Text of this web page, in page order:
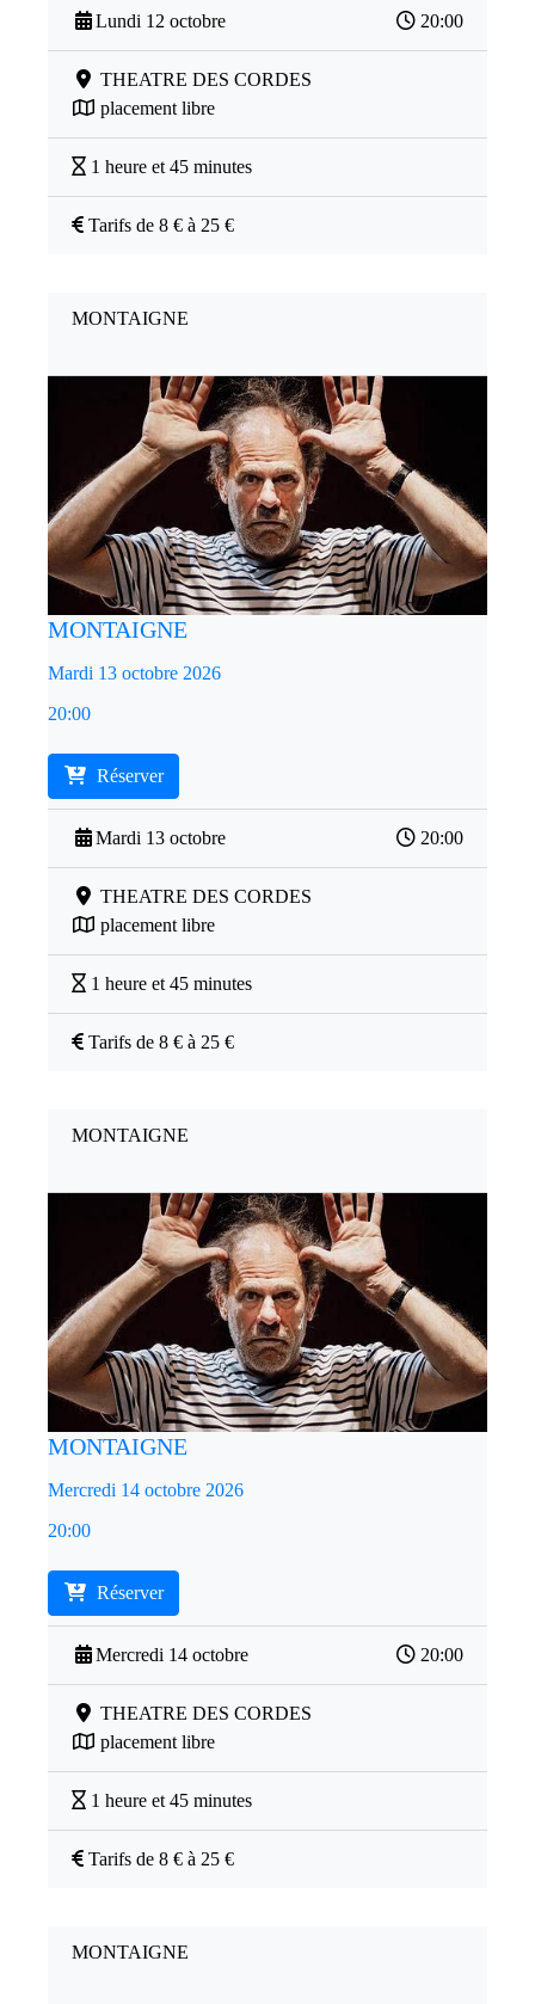
Lundi 12 octobre 20:00
THEATRE DES CORDES
placement libre
1 heure et 45 minutes
Tarifs de 8 € à 25 €
MONTAIGNE
MONTAIGNE
Mardi 13 octobre 2026
20:00
Réserver
Mardi 13 octobre 20:00
THEATRE DES CORDES
placement libre
1 heure et 45 minutes
Tarifs de 8 € à 25 €
MONTAIGNE
MONTAIGNE
Mercredi 14 octobre 2026
20:00
Réserver
Mercredi 14 octobre 20:00
THEATRE DES CORDES
placement libre
1 heure et 45 minutes
Tarifs de 8 € à 25 €
MONTAIGNE